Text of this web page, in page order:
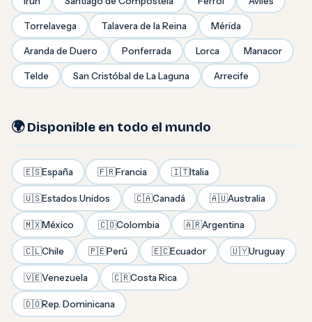
Torrelavega Talavera de la Reina Mérida
Aranda de Duero Ponferrada Lorca Manacor
Telde San Cristóbal de La Laguna Arrecife
🌍 Disponible en todo el mundo
🇪🇸España 🇫🇷Francia 🇮🇹Italia
🇺🇸Estados Unidos 🇨🇦Canadá 🇦🇺Australia
🇲🇽México 🇨🇴Colombia 🇦🇷Argentina
🇨🇱Chile 🇵🇪Perú 🇪🇨Ecuador 🇺🇾Uruguay
🇻🇪Venezuela 🇨🇷Costa Rica
🇩🇴Rep. Dominicana